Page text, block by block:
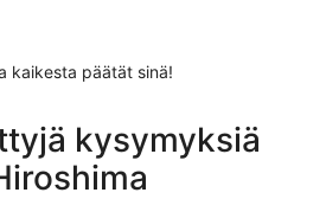
kaikesta päätät sinä!
kysymyksiä